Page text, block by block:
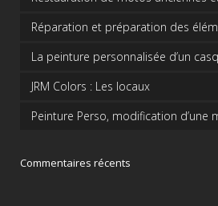
Réparation et préparation des
La peinture personnalisée d’un
JRM Colors : Les locaux
Peinture Perso, modification d’une
Commentaires récents